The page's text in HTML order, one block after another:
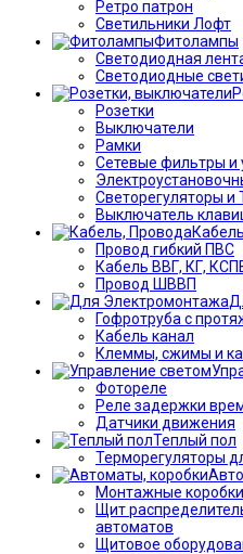
Ретро патрон
Светильники Лофт
Фитолампы
Светодиодная
Светодиодные
Розетки
Выключатели
Рамки
Сетевые фильтры и
Светорегуляторы и
Выключатель
Провод гибкий ПВС
Кабель ВВГ, КГ,
Провод ШВВП
Гофротруба с
Кабель канал
Клеммы, сжимы и
Фотореле
Реле задержки
Датчики движения
Теплый пол
Терморегуляторы
Монтажные коробки
Щит
автоматов
Щитовое